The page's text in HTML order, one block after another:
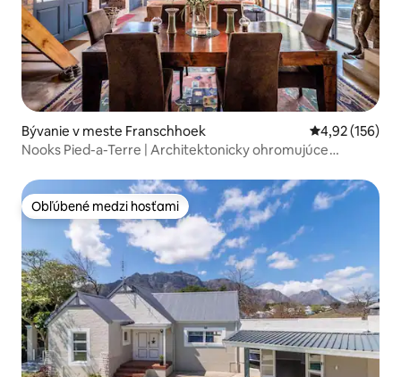
Bývanie v meste Franschhoek Priemerné
4,92 (156)
Nooks Pied-a-Terre | Architektonicky ohromujúce
Obľúbené medzi hosťami
Obľúbené medzi hosťami